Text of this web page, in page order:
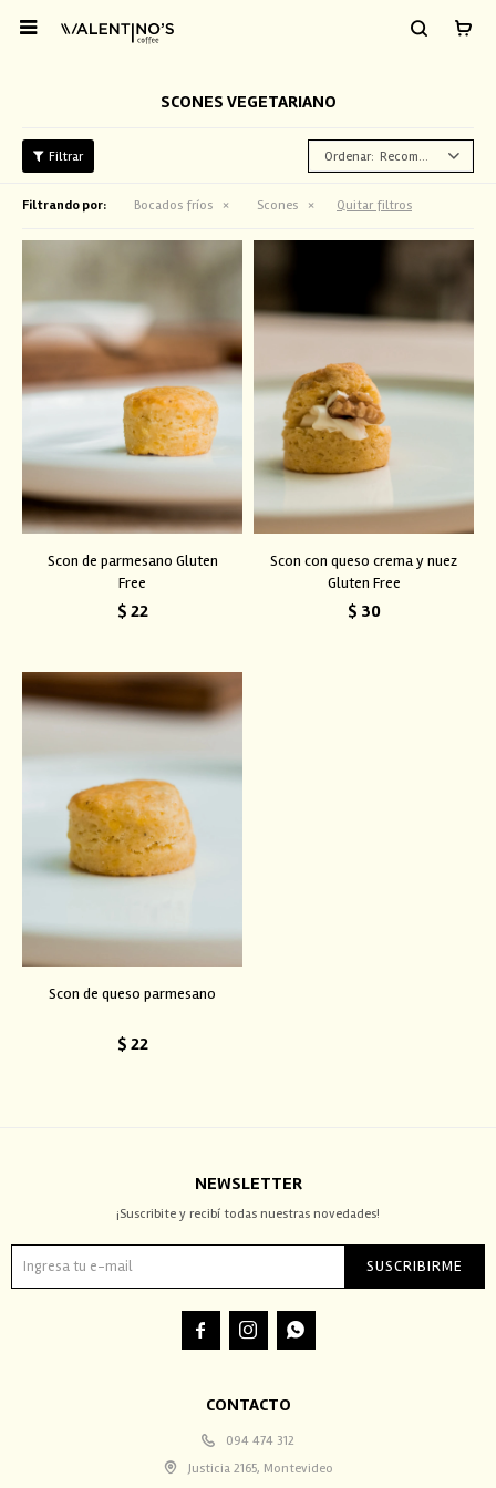

SCONES VEGETARIANO
Recomendados
Filtrando por: Bocados fríos Scones Quitar filtros
Scon de parmesano Gluten
Free
$ 22
Scon con queso crema y nuez
Gluten Free
$ 30
Scon de queso parmesano
$ 22
CONTACTO
094 474 312
Justicia 2165, Montevideo
NEWSLETTER
¡Suscribite y recibí todas nuestras novedades!
SUSCRIBIRME
  